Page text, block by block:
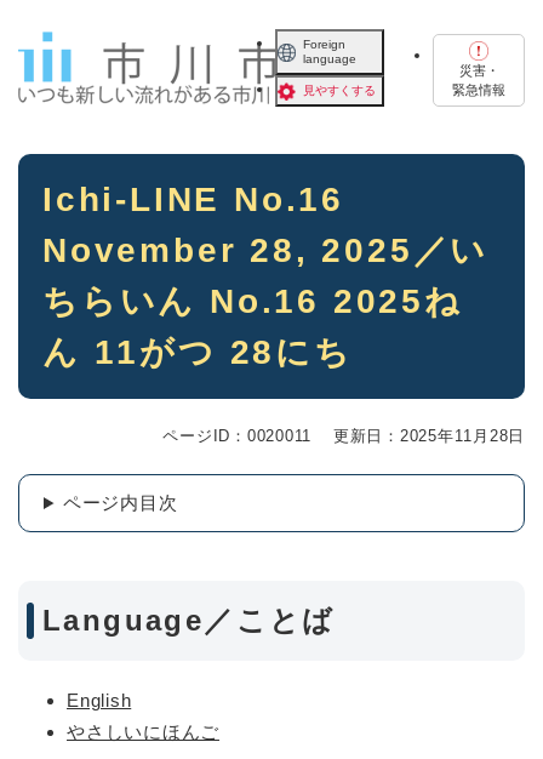
Foreign
language
見やすくする
災害・
緊急情報
本
Ichi-LINE No.16
November 28, 2025／い
ちらいん No.16 2025ね
ん 11がつ 28にち
ページID：0020011 更新日：2025年11月28日
ページ内目次
Language／ことば
English
やさしいにほんご